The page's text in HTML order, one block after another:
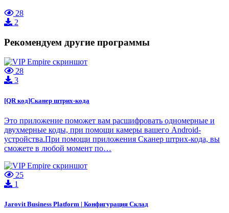
28
2
Рекомендуем другие программы
28
3
[QR код]Сканер штрих-кода
Это приложение поможет вам расшифровать одномерные и
двухмерные коды, при помощи камеры вашего Android-
устройства.При помощи приложения Сканер штрих-кода, вы
сможете в любой момент по…
25
1
Jarovit Business Platform | Конфигурация Склад